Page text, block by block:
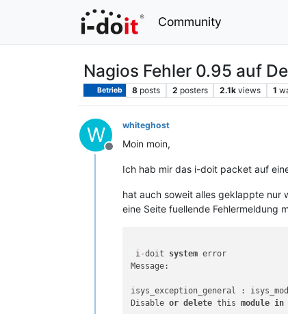
Community
Nagios Fehler 0.95 auf
Betrieb 8 posts 2 posters 2.1k views 1
W
Offline
whiteghost
Moin moin,
Ich hab mir das i-doit packet auf
hat auch soweit alles geklappte nur
eine Seite fuellende Fehlermeldung
i-doit system error
Message:
isys_exception_general :
Disable or delete this module in